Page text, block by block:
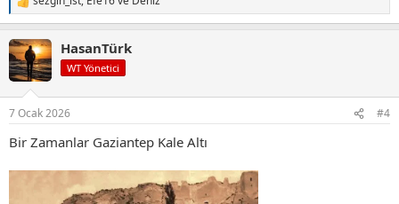
T
e
k
i
l
HasanTürk
WT Yönetici
7 Ocak 2026 #4
Bir Zamanlar Gaziantep Kale Altı